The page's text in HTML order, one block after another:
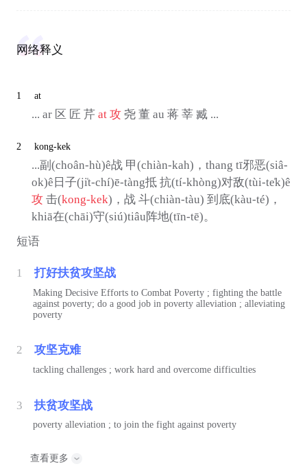
网络释义
1 at
... ar 区 匠 芹 at 攻尧 董 au 蒋 莘 臧 ...
2 kong-kek
...副(choân-hù)ê战 甲(chiàn-kah)，thang tī邪恶(siâ-
ok)ê日子(ji̍t-chí)ē-tàng抵 抗(tí-khòng)对敌(tùi-te̍k)ê
攻击(kong-kek)，战 斗(chiàn-tàu) 到底(kàu-té)，
khiā在(chāi)守(siú)tiâu阵地(tīn-tē)。
短语
1 打好扶贫攻坚战
Making Decisive Efforts to Combat Poverty ; fighting the battle
against poverty; do a good job in poverty alleviation ; alleviating
poverty
2 攻坚克难
tackling challenges ; work hard and overcome difficulties
3 扶贫攻坚战
poverty alleviation ; to join the fight against poverty
查看更多